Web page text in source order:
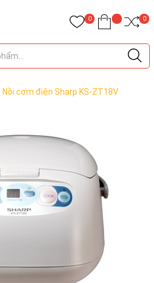
0 0
Nồi cơm điện Sharp KS-ZT18V